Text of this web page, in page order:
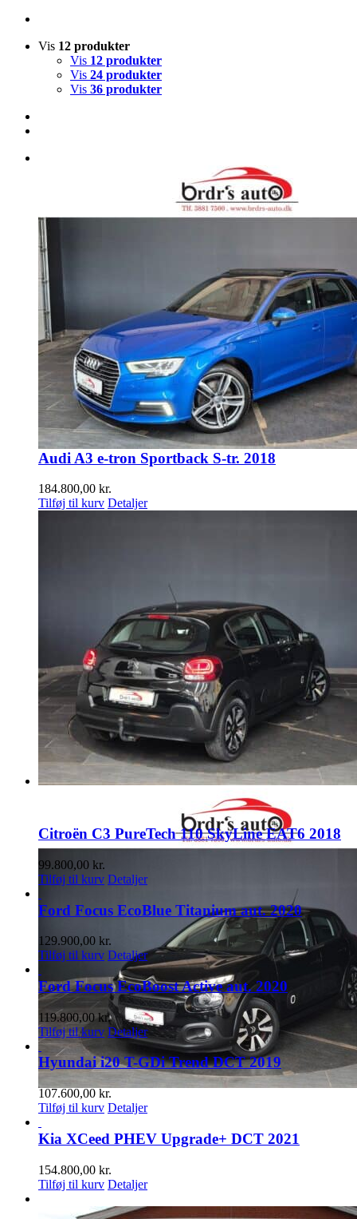
Vis 12 produkter
Vis 12 produkter
Vis 24 produkter
Vis 36 produkter
Audi A3 e-tron Sportback S-tr. 2018
184.800,00 kr.
Tilføj til kurv Detaljer
Citroën C3 PureTech 110 SkyLine EAT6 2018
99.800,00 kr.
Tilføj til kurv Detaljer
Ford Focus EcoBlue Titanium aut. 2020
129.900,00 kr.
Tilføj til kurv Detaljer
Ford Focus EcoBoost Active aut. 2020
119.800,00kr.
Tilføj til kurv Detaljer
Hyundai i20 T-GDi Trend DCT 2019
107.600,00 kr.
Tilføj til kurv Detaljer
Kia XCeed PHEV Upgrade+ DCT 2021
154.800,00 kr.
Tilføj til kurv Detaljer